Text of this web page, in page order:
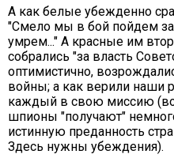
А как белые убежденно
"Смело мы в бой пойдем
умрем..." А красные им
собрались "за власть
оптимистично,
войны; а как верили наши
каждый в свою миссию
шпионы "получают"
истинную преданность
Здесь нужны убеждения).